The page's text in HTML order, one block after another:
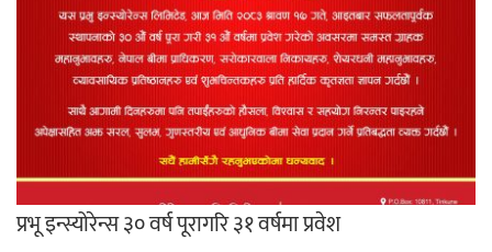
प्रभू इन्स्योरेन्स ३० वर्ष पूरागरि ३१ वर्षमा प्रवेश